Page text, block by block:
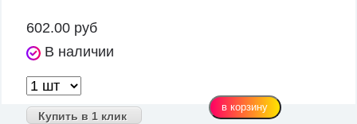
602.00 руб
В наличии
Купить в 1 клик